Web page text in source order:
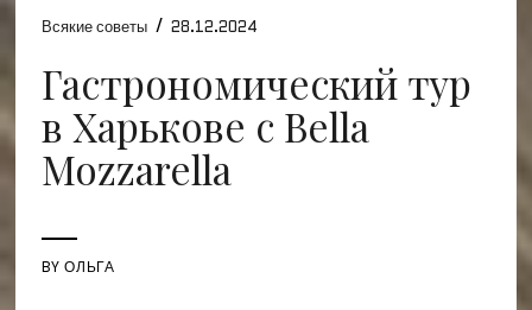
Всякие советы / 28.12.2024
Гастрономический тур
в Харькове с Bella
Mozzarella
BYОЛЬГА